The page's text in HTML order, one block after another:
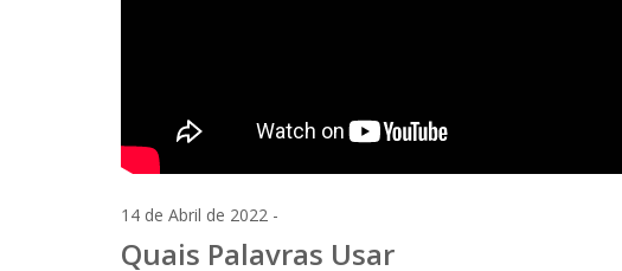
14 de Abril de 2022 -
Quais Palavras Usar